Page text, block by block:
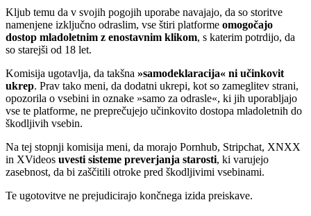
Kljub temu da v svojih pogojih uporabe navajajo, da so storitve
namenjene izključno odraslim, vse štiri platforme omogočajo
dostop mladoletnim z enostavnim klikom, s katerim potrdijo, da
so starejši od 18 let.
Komisija ugotavlja, da takšna »samodeklaracija« ni učinkovit
ukrep. Prav tako meni, da dodatni ukrepi, kot so zameglitev strani,
opozorila o vsebini in oznake »samo za odrasle«, ki jih uporabljajo
vse te platforme, ne preprečujejo učinkovito dostopa mladoletnih do
škodljivih vsebin.
Na tej stopnji komisija meni, da morajo Pornhub, Stripchat, XNXX
in XVideos uvesti sisteme preverjanja starosti, ki varujejo
zasebnost, da bi zaščitili otroke pred škodljivimi vsebinami.
Te ugotovitve ne prejudicirajo končnega izida preiskave.